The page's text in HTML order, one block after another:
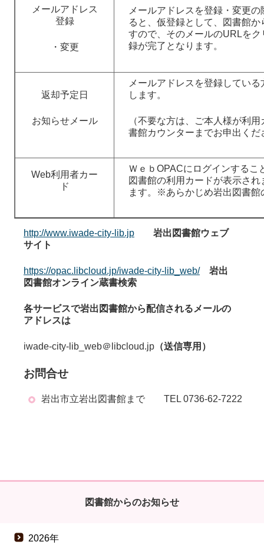
メールアドレス
登録
・変更
メールアドレスを登録・変更
ると、仮登録として、図書館
すので、そのメールのURLを
録が完了となります。
返却予定日
お知らせメール
メールアドレスを登録してい
します。
（不要な方は、ご本人様が利
書館カウンターまでお申出くだ
Web利用者カー
ド
ＷｅｂOPACにログインするこ
図書館の利用カードが表示さ
ます。※あらかじめ岩出図書館
http://www.iwade-city-lib.jp
岩出図書館ウェブ
サイト
https://opac.libcloud.jp/iwade-city-lib_web/
岩出
図書館オンライン蔵書検索
各サービスで岩出図書館から配信されるメールの
アドレスは
iwade-city-lib_web＠libcloud.jp （送信専用）
お問合せ
岩出市立岩出図書館まで TEL 0736-62-7222
図書館からのお知らせ
2026年